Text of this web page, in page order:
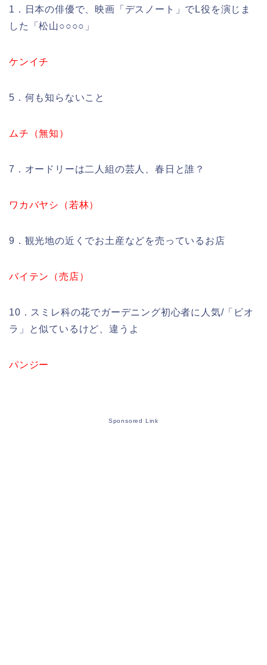
1．日本の俳優で、映画「デスノート」でL役を演じま
した「松山○○○○」
ケンイチ
5．何も知らないこと
ムチ（無知）
7．オードリーは二人組の芸人、春日と誰？
ワカバヤシ（若林）
9．観光地の近くでお土産などを売っているお店
バイテン（売店）
10．スミレ科の花でガーデニング初心者に人気/「ビオ
ラ」と似ているけど、違うよ
パンジー
Sponsored Link